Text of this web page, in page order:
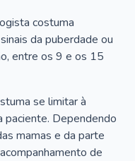
costuma
da puberdade ou
entre os 9 e os 15
se limitar à
paciente. Dependendo
mamas e da parte
de